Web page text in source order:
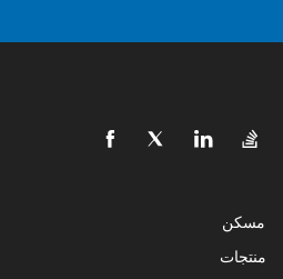
مسكن
منتجات